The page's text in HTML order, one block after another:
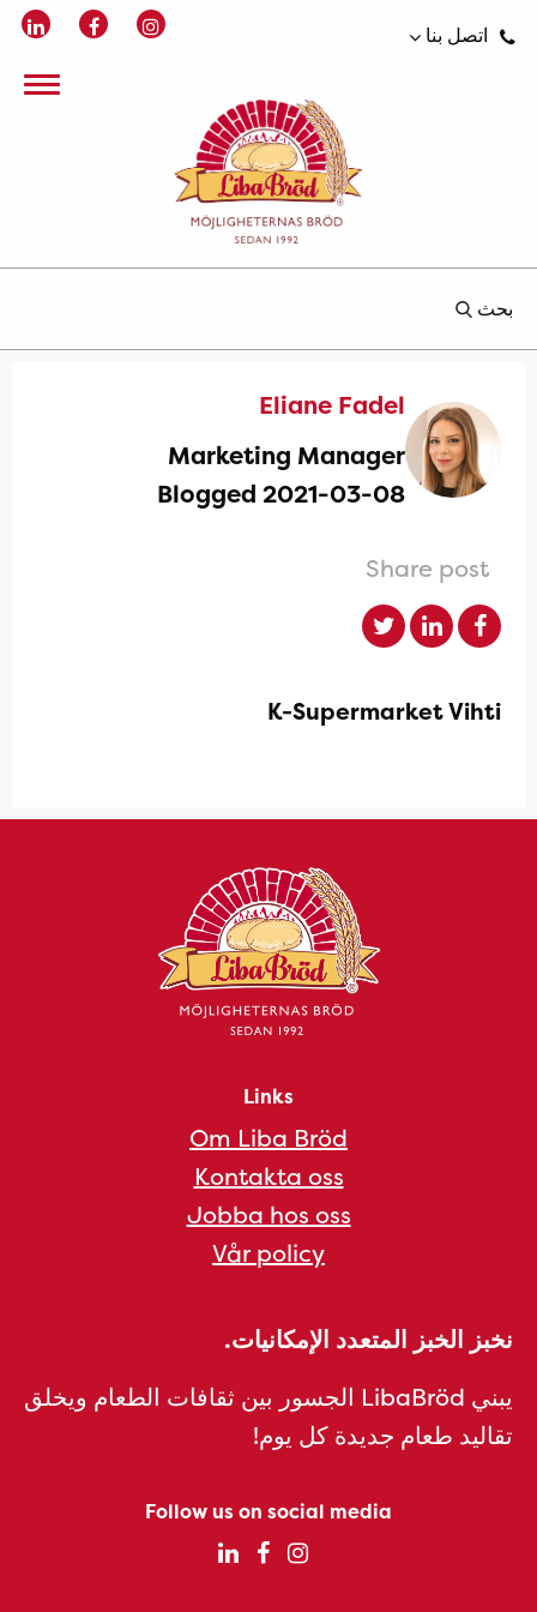
اتصل بنا
بحث
Eliane Fadel
Marketing Manager
Blogged 2021-03-08
Share post
K-Supermarket Vihti
Links
Om Liba Bröd
Kontakta oss
Jobba hos oss
Vår policy
نخبز الخبز المتعدد الإمكانيات.
يبني LibaBröd الجسور بين ثقافات الطعام ويخلق
تقاليد طعام جديدة كل يوم!
Follow us on social media